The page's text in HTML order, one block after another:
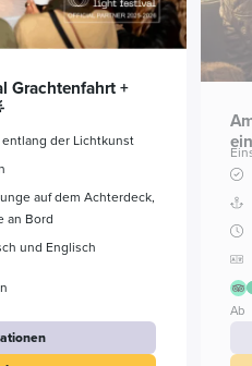
Grachtenfahrt +
der Lichtkunst
auf dem Achterdeck,
an Bord
und Englisch
Ab